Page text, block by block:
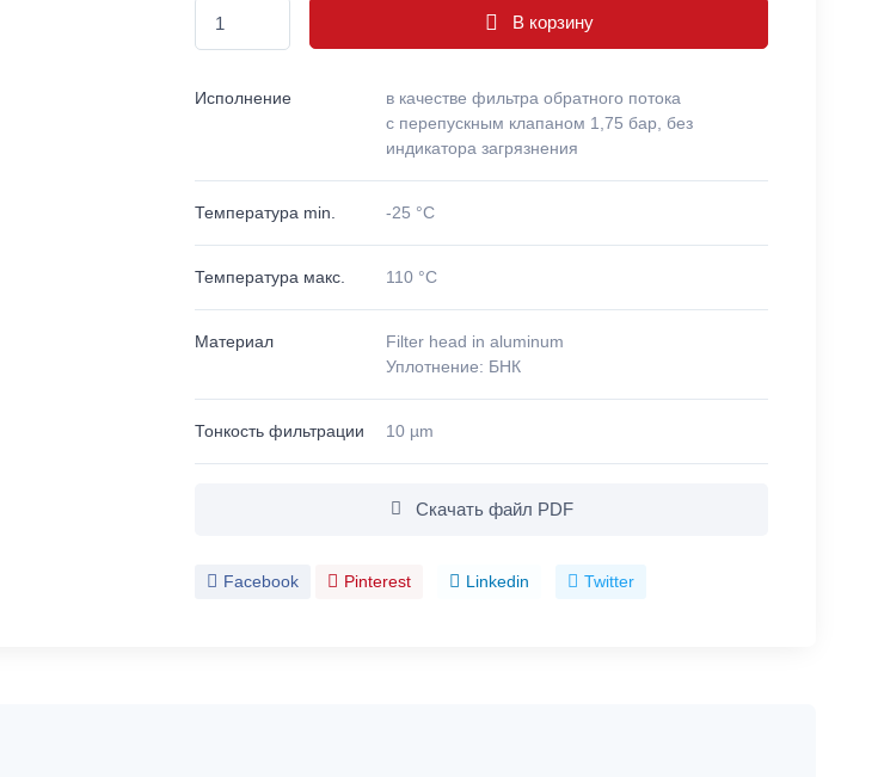
В корзину
Исполнение
в качестве фильтра обратного потока
с перепускным клапаном 1,75 бар, без
индикатора загрязнения
Температура min. -25 °C
Температура макс. 110 °C
Материал
Filter head in aluminum
Уплотнение: БНК
Тонкость фильтрации 10 µm
Скачать файл PDF
Facebook Pinterest Linkedin Twitter